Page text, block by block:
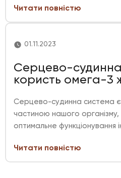
Читати повністю
01.11.2023
Серцево-
користь омега-3
Серцево-судинна система
частиною нашого
оптимальне функціонування
Читати повністю